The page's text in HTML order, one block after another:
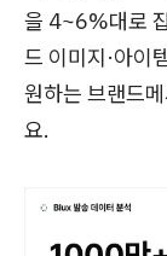
을 4~6%대로
드 이미지·아이
원하는 브랜드
요.